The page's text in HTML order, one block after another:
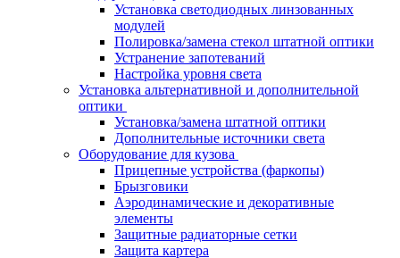
Установка светодиодных линзованных
модулей
Полировка/замена стекол штатной оптики
Устранение запотеваний
Настройка уровня света
Установка альтернативной и дополнительной
оптики
Установка/замена штатной оптики
Дополнительные источники света
Оборудование для кузова
Прицепные устройства (фаркопы)
Брызговики
Аэродинамические и декоративные
элементы
Защитные радиаторные сетки
Защита картера